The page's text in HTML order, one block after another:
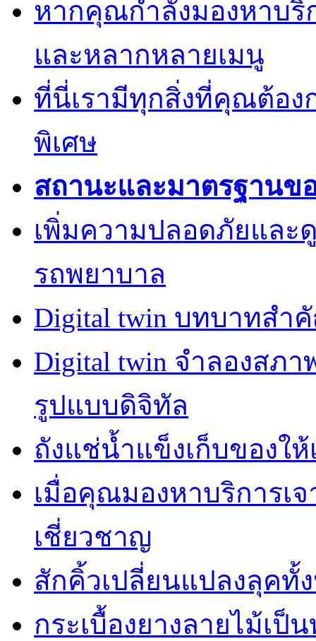
หากคุณกำลังมองหาบ
และหลากหลายเมนู
ที่นี่เรามีทุกสิ่งที่คุณต้อง
พิเศษ
สถานะและมาตรฐานข
เพิ่มความปลอดภัยแล
รถพยาบาล
Digital twin บทบาทสำ
Digital twin จำลองสภ
รูปแบบดิจิทัล
ถังแช่น้ำแข็งเก็บของให้
เมื่อคุณมองหาบริการเ
เชี่ยวชาญ
สักคิ้วเปลี่ยนแปลงลุคทั้
กระเบื้องยางลายไม้เ